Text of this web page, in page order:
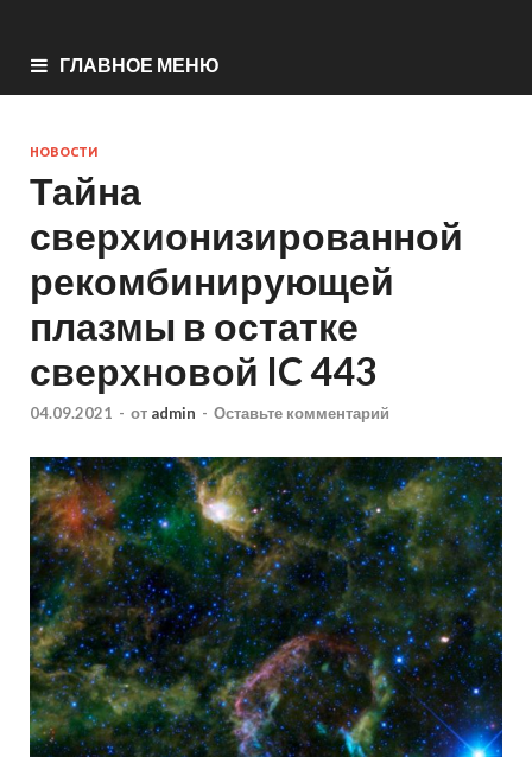
ГЛАВНОЕ МЕНЮ
НОВОСТИ
Тайна
сверхионизированной
рекомбинирующей
плазмы в остатке
сверхновой IC 443
04.09.2021 - от admin - Оставьте комментарий